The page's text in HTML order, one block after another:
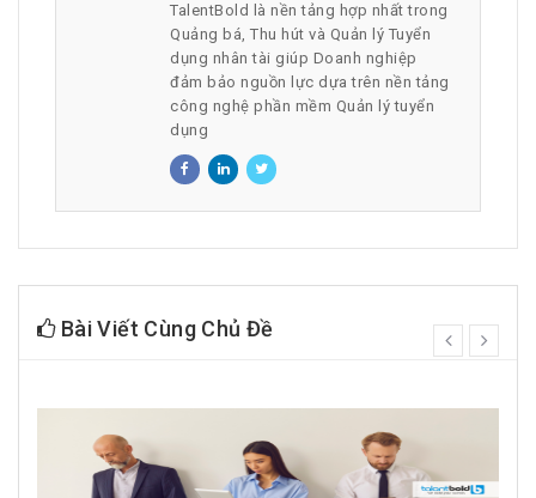
TalentBold là nền tảng hợp nhất trong
Quảng bá, Thu hút và Quản lý Tuyển
dụng nhân tài giúp Doanh nghiệp
đảm bảo nguồn lực dựa trên nền tảng
công nghệ phần mềm Quản lý tuyển
dụng
Bài Viết Cùng Chủ Đề
prev